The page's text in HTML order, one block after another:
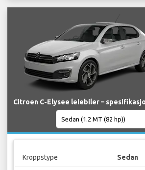
Citroen C-Elysee leiebiler –
Kroppstype Sedan